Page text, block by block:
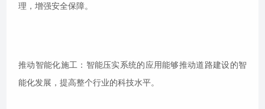
理，增强安全保障。
推动智能化施工：智能压实系统的应用能够推动道路建设的智
能化发展，提高整个行业的科技水平。